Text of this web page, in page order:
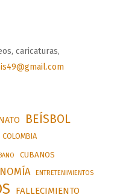
caricaturas,
BEÍSBOL
COLOMBIA
CUBANOS
ENTRETENIMIENTOS
FALLECIMIENTO